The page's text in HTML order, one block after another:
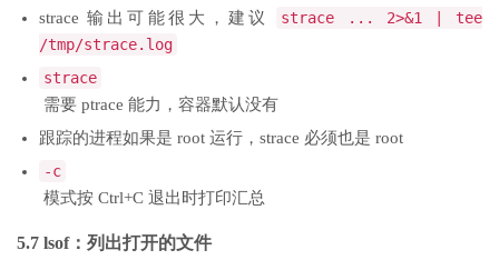
strace 输出可能很大，建议
strace ... 2>&1 | tee
/tmp/strace.log
strace
需要 ptrace 能力，容器默认没有
跟踪的进程如果是 root 运行，strace 必须也是 root
-c
模式按 Ctrl+C 退出时打印汇总
5.7 lsof：列出打开的文件